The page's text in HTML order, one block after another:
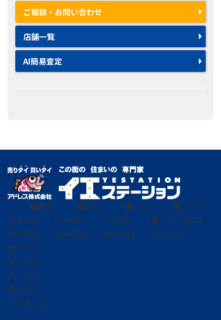
ご相談・お問い合わせ
店舗一覧
AI簡易査定
総合受
付 0120-
297-011
売りた
い 0120-
139-664
買いた
い 0120-
424-544
貸し たい
借り たい 0120-
302-563
売りたい
買いたい
貸したい
借りたい
リフォーム